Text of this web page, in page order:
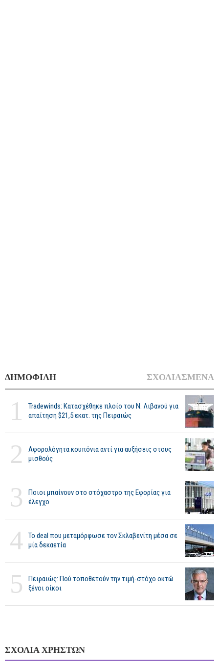
ΔΗΜΟΦΙΛΗ ΣΧΟΛΙΑΣΜΕΝΑ
1
Tradewinds: Κατασχέθηκε πλοίο του Ν. Λιβανού για
απαίτηση $21,5 εκατ. της Πειραιώς
2
Αφορολόγητα κουπόνια αντί για αυξήσεις στους
μισθούς
3
Ποιοι μπαίνουν στο στόχαστρο της Εφορίας για
έλεγχο
4
Το deal που μεταμόρφωσε τον Σκλαβενίτη μέσα σε
μία δεκαετία
5
Πειραιώς: Πού τοποθετούν την τιμή-στόχο οκτώ
ξένοι οίκοι
ΣΧΟΛΙΑ ΧΡΗΣΤΩΝ